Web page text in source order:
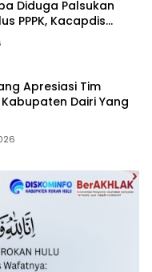
Diduga Palsukan
PPPK, Kacapdis
Diam
Apresiasi Tim
Dairi Yang